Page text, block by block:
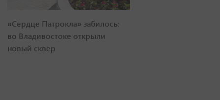
«Сердце Патрокла» забилось:
во Владивостоке открыли
новый сквер